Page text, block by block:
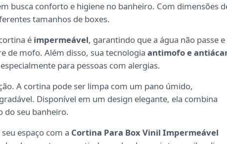
busca conforto e higiene no banheiro. Com dimensões
tamanhos de boxes.
é impermeável, garantindo que a água não passe e
de mofo. Além disso, sua tecnologia antimofo e
para pessoas com alergias.
A cortina pode ser limpa com um pano úmido,
Disponível em um design elegante, ela combina
do seu banheiro.
espaço com a Cortina Para Box Vinil Impermeável